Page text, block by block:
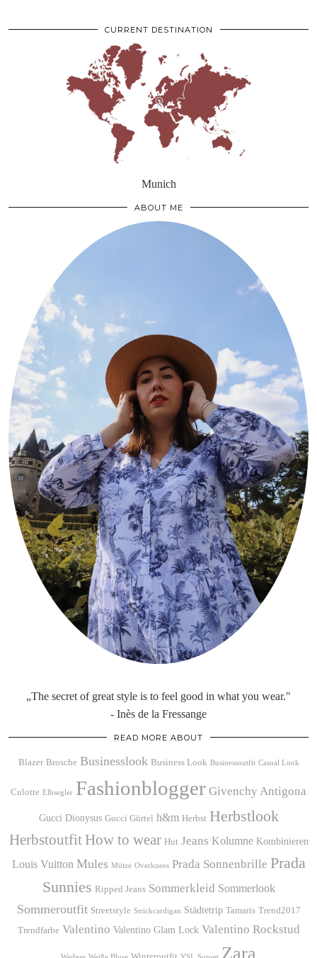
CURRENT DESTINATION
Munich
ABOUT ME
„The secret of great style is to feel good in what you wear."
- Inès de la Fressange
READ MORE ABOUT
Blazer Brosche Businesslook Business Look Businessoutfit Casual Look
Culotte Elbsegler Fashionblogger Givenchy Antigona
Gucci Dionysus Gucci Gürtel h&m Herbst Herbstlook
Herbstoutfit How to wear Hut Jeans Kolumne Kombinieren
Louis Vuitton Mules Mütze Overknees Prada Sonnenbrille Prada
Sunnies Ripped Jeans Sommerkleid Sommerlook
Sommeroutfit Streetstyle Strickcardigan Städtetrip Tamaris Trend2017
Trendfarbe Valentino Valentino Glam Lock Valentino Rockstud
Zara